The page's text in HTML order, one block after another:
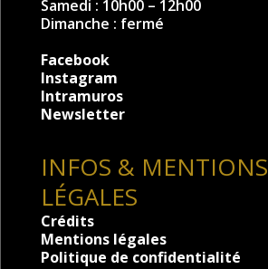
Samedi : 10h00 – 12h00
Dimanche : fermé
Facebook
Instagram
Intramuros
Newsletter
INFOS & MENTIONS
LÉGALES
Crédits
Mentions légales
Politique de confidentialité